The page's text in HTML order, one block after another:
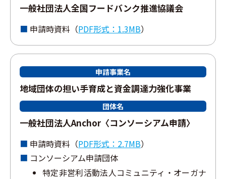
⼀般社団法⼈全国フードバンク推進協議会
申請時資料（PDF形式：1.3MB）
申請事業名
地域団体の担い⼿育成と資⾦調達⼒強化事業
団体名
⼀般社団法⼈Anchor〈コンソーシアム申請〉
申請時資料（PDF形式：2.7MB）
コンソーシアム申請団体
特定⾮営利活動法⼈コミュニティ・オーガナ